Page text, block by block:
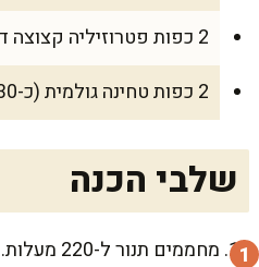
2 כפות פטרוזיליה קצוצה דק (כ-10 גרם)
2 כפות טחינה גולמית (כ-30 גרם)
שלבי הכנה
מחממים תנור ל-220 מעלות. מרפדים תבנית בנייר אפייה, כדי שהניקוי יהיה קל ונעים.